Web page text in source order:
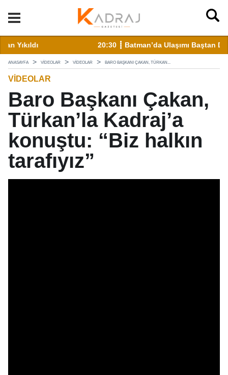
20:30 ┋ Batman’da Ulaşımı Baştan Değiştirecek Plan
ANASAYFA VİDEOLAR VİDEOLAR BARO BAŞKANI ÇAKAN, TÜRKAN...
VİDEOLAR
Baro Başkanı Çakan,
Türkan’la Kadraj’a
konuştu: “Biz halkın
tarafıyız”